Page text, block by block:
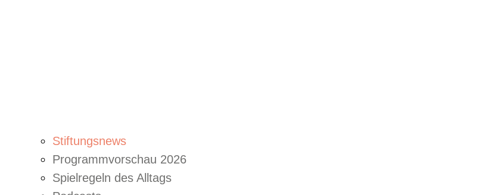
Stiftungsnews
Programmvorschau 2026
Spielregeln des Alltags